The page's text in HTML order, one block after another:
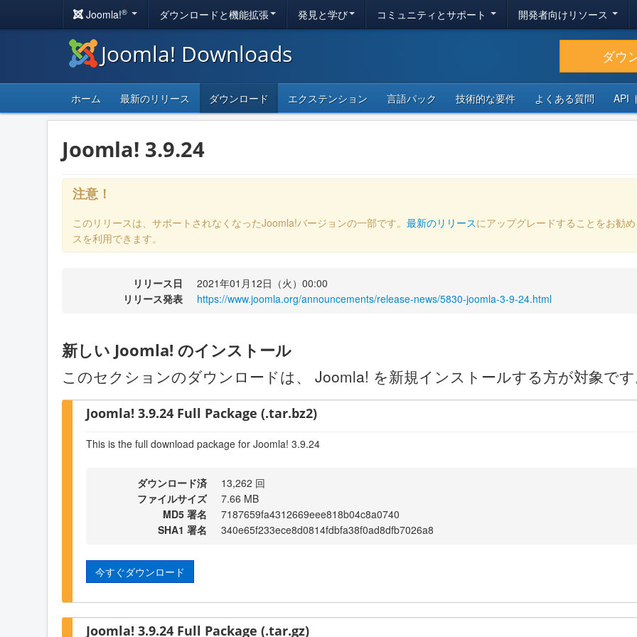
Joomla!® ダウンロードと機能拡張 発見と学び コミュニティとサポート 開発者向けリソース
Joomla! Downloads ダウ
ホーム 最新のリリース ダウンロード エクステンション 言語パック 技術的な要件 よくある質問 API
Joomla! 3.9.24
注意！
このリリースは、サポートされなくなったJoomla!バージョンの一部です。 最新のリリースにアップグレードすることをお勧
スを利用できます。
リリース日
2021年01月12日（火）00:00
リリース発表
https://www.joomla.org/announcements/release-news/5830-joomla-3-9-24.html
新しい Joomla! のインストール
このセクションのダウンロードは、 Joomla! を新規インストールする方が対象で
Joomla! 3.9.24 Full Package (.tar.bz2)
This is the full download package for Joomla! 3.9.24
ダウンロード済
13,262 回
ファイルサイズ
7.66 MB
MD5 署名
7187659fa4312669eee818b04c8a0740
SHA1 署名
340e65f233ece8d0814fdbfa38f0ad8dfb7026a8
今すぐダウンロード
Joomla! 3.9.24 Full Package (.tar.gz)